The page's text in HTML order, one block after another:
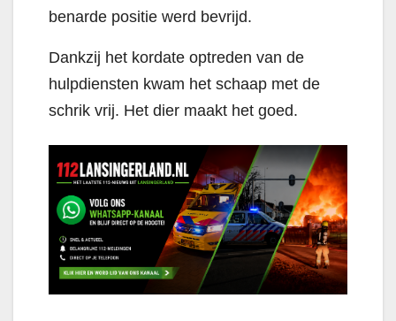
benarde positie werd bevrijd.
Dankzij het kordate optreden van de
hulpdiensten kwam het schaap met de
schrik vrij. Het dier maakt het goed.